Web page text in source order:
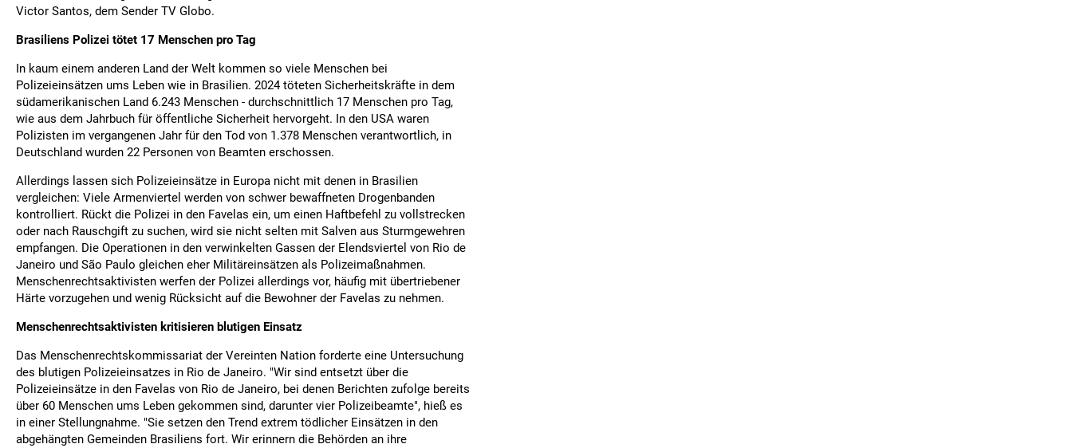
Victor Santos, dem Sender TV Globo.
Brasiliens Polizei tötet 17 Menschen pro Tag
In kaum einem anderen Land der Welt kommen so viele Menschen bei
Polizeieinsätzen ums Leben wie in Brasilien. 2024 töteten Sicherheitskräfte in dem
südamerikanischen Land 6.243 Menschen - durchschnittlich 17 Menschen pro Tag,
wie aus dem Jahrbuch für öffentliche Sicherheit hervorgeht. In den USA waren
Polizisten im vergangenen Jahr für den Tod von 1.378 Menschen verantwortlich, in
Deutschland wurden 22 Personen von Beamten erschossen.
Allerdings lassen sich Polizeieinsätze in Europa nicht mit denen in Brasilien
vergleichen: Viele Armenviertel werden von schwer bewaffneten Drogenbanden
kontrolliert. Rückt die Polizei in den Favelas ein, um einen Haftbefehl zu vollstrecken
oder nach Rauschgift zu suchen, wird sie nicht selten mit Salven aus Sturmgewehren
empfangen. Die Operationen in den verwinkelten Gassen der Elendsviertel von Rio de
Janeiro und São Paulo gleichen eher Militäreinsätzen als Polizeimaßnahmen.
Menschenrechtsaktivisten werfen der Polizei allerdings vor, häufig mit übertriebener
Härte vorzugehen und wenig Rücksicht auf die Bewohner der Favelas zu nehmen.
Menschenrechtsaktivisten kritisieren blutigen Einsatz
Das Menschenrechtskommissariat der Vereinten Nation forderte eine Untersuchung
des blutigen Polizeieinsatzes in Rio de Janeiro. "Wir sind entsetzt über die
Polizeieinsätze in den Favelas von Rio de Janeiro, bei denen Berichten zufolge bereits
über 60 Menschen ums Leben gekommen sind, darunter vier Polizeibeamte", hieß es
in einer Stellungnahme. "Sie setzen den Trend extrem tödlicher Einsätzen in den
abgehängten Gemeinden Brasiliens fort. Wir erinnern die Behörden an ihre